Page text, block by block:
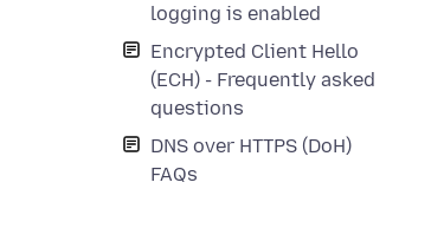
logging is enabled
Encrypted Client Hello
(ECH) - Frequently asked
questions
DNS over HTTPS (DoH)
FAQs